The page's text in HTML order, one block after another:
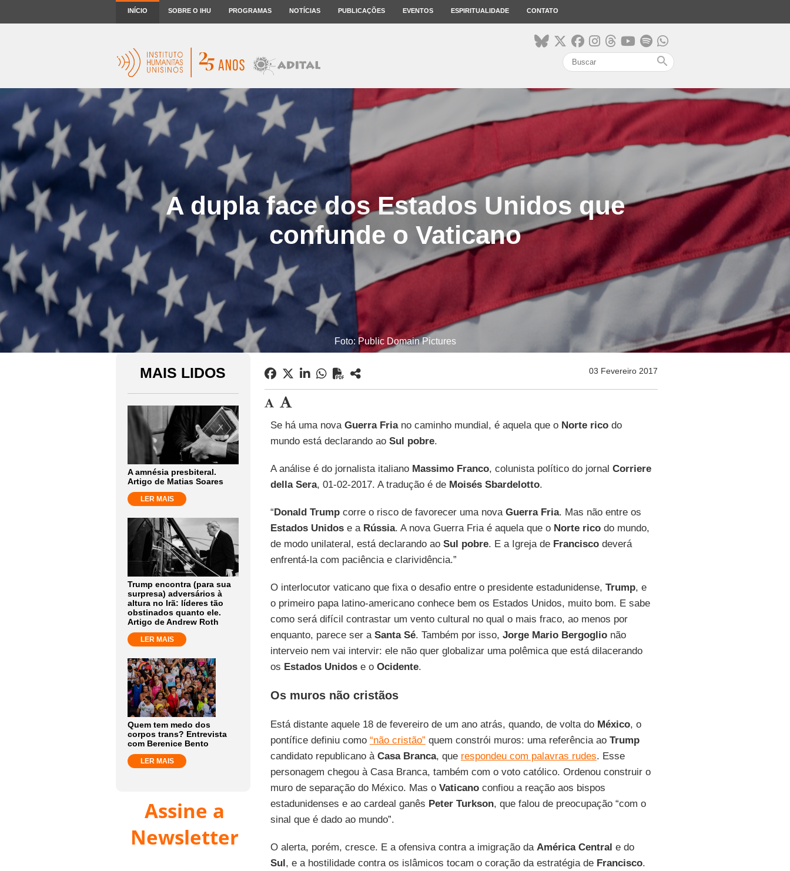
INÍCIO SOBRE O IHU PROGRAMAS NOTÍCIAS PUBLICAÇÕES EVENTOS ESPIRITUALIDADE CONTATO
search
A dupla face dos Estados Unidos que
confunde o Vaticano
Foto: Public Domain Pictures
MAIS LIDOS
A amnésia presbiteral.
Artigo de Matias Soares
LER MAIS
Trump encontra (para sua
surpresa) adversários à
altura no Irã: líderes tão
obstinados quanto ele.
Artigo de Andrew Roth
LER MAIS
Quem tem medo dos
corpos trans? Entrevista
com Berenice Bento
LER MAIS
Assine a
Newsletter
03 Fevereiro 2017
Se há uma nova Guerra Friano caminho mundial, é aquela que o Norte ricodo
mundo está declarando ao Sul pobre.
A análise é do jornalista italiano Massimo Franco, colunista político do jornal Corriere
della Sera, 01-02-2017. A tradução é de Moisés Sbardelotto.
“Donald Trumpcorre o risco de favorecer uma nova Guerra Fria. Mas não entre os
Estados Unidose a Rússia. A nova Guerra Fria é aquela que o Norte ricodo mundo,
de modo unilateral, está declarando ao Sul pobre. E a Igreja de Franciscodeverá
enfrentá-la com paciência e clarividência.”
O interlocutor vaticano que fixa o desafio entre o presidente estadunidense, Trump, e
o primeiro papa latino-americano conhece bem os Estados Unidos, muito bom. E sabe
como será difícil contrastar um vento cultural no qual o mais fraco, ao menos por
enquanto, parece ser a Santa Sé. Também por isso, Jorge Mario Bergoglionão
interveio nem vai intervir: ele não quer globalizar uma polêmica que está dilacerando
os Estados Unidose o Ocidente.
Os muros não cristãos
Está distante aquele 18 de fevereiro de um ano atrás, quando, de volta do México, o
pontífice definiu como “não cristão” quem constrói muros: uma referência ao Trump
candidato republicano à Casa Branca, que respondeu com palavras rudes. Esse
personagem chegou à Casa Branca, também com o voto católico. Ordenou construir o
muro de separação do México. Mas o Vaticanoconfiou a reação aos bispos
estadunidenses e ao cardeal ganês Peter Turkson, que falou de preocupação “com o
sinal que é dado ao mundo”.
O alerta, porém, cresce. E a ofensiva contra a imigração da América Central e do
Sul, e a hostilidade contra os islâmicos tocam o coração da estratégia de Francisco.